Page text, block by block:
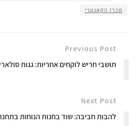
מכרז הקאנטרי
Previous Post
תושבי חריש לוקחים אחריות: גגות
Next Post
להבות חביבה: שוד בחנות הנוחות